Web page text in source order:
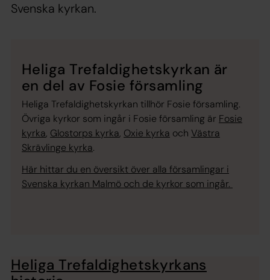
Svenska kyrkan.
Heliga Trefaldighetskyrkan är
en del av Fosie församling
Heliga Trefaldighetskyrkan tillhör Fosie församling.
Övriga kyrkor som ingår i Fosie församling är Fosie
kyrka, Glostorps kyrka, Oxie kyrka och Västra
Skrävlinge kyrka.
Här hittar du en översikt över alla församlingar i
Svenska kyrkan Malmö och de kyrkor som ingår.
Heliga Trefaldighetskyrkans